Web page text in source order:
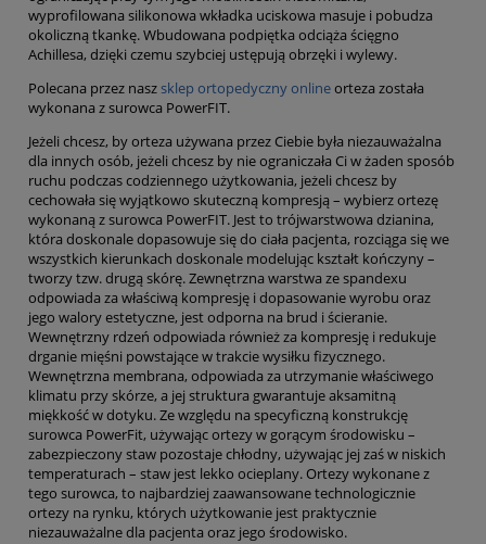
wyprofilowana silikonowa wkładka uciskowa masuje i pobudza
okoliczną tkankę. Wbudowana podpiętka odciąża ścięgno
Achillesa, dzięki czemu szybciej ustępują obrzęki i wylewy.
Polecana przez naszsklep ortopedyczny onlineorteza została
wykonana z surowca PowerFIT.
Jeżeli chcesz, by orteza używana przez Ciebie była niezauważalna
dla innych osób, jeżeli chcesz by nie ograniczała Ci w żaden sposób
ruchu podczas codziennego użytkowania, jeżeli chcesz by
cechowała się wyjątkowo skuteczną kompresją – wybierz ortezę
wykonaną z surowca PowerFIT. Jest to trójwarstwowa dzianina,
która doskonale dopasowuje się do ciała pacjenta, rozciąga się we
wszystkich kierunkach doskonale modelując kształt kończyny –
tworzy tzw. drugą skórę. Zewnętrzna warstwa ze spandexu
odpowiada za właściwą kompresję i dopasowanie wyrobu oraz
jego walory estetyczne, jest odporna na brud i ścieranie.
Wewnętrzny rdzeń odpowiada również za kompresję i redukuje
drganie mięśni powstające w trakcie wysiłku fizycznego.
Wewnętrzna membrana, odpowiada za utrzymanie właściwego
klimatu przy skórze, a jej struktura gwarantuje aksamitną
miękkość w dotyku. Ze względu na specyficzną konstrukcję
surowca PowerFit, używając ortezy w gorącym środowisku –
zabezpieczony staw pozostaje chłodny, używając jej zaś w niskich
temperaturach – staw jest lekko ocieplany. Ortezy wykonane z
tego surowca, to najbardziej zaawansowane technologicznie
ortezy na rynku, których użytkowanie jest praktycznie
niezauważalne dla pacjenta oraz jego środowisko.